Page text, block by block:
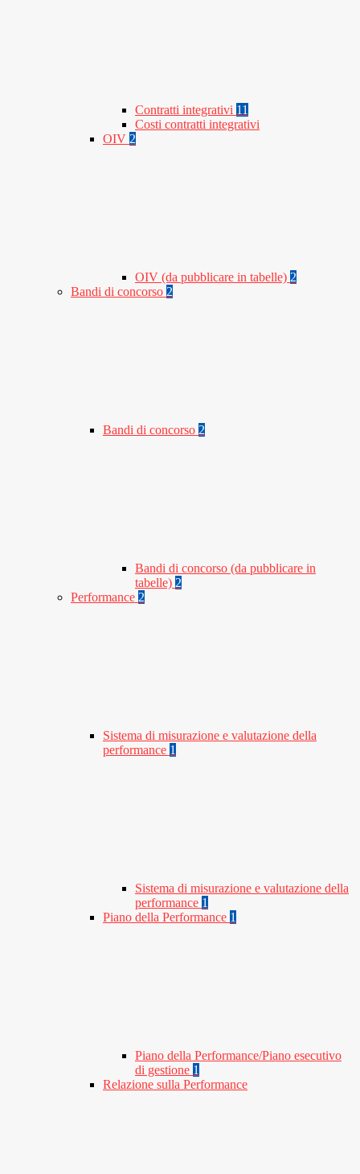
Contratti integrativi 11
Costi contratti integrativi
OIV 2
OIV (da pubblicare in tabelle) 2
Bandi di concorso 2
Bandi di concorso 2
Bandi di concorso (da pubblicare in
tabelle) 2
Performance 2
Sistema di misurazione e valutazione della
performance 1
Sistema di misurazione e valutazione della
performance 1
Piano della Performance 1
Piano della Performance/Piano esecutivo
di gestione 1
Relazione sulla Performance